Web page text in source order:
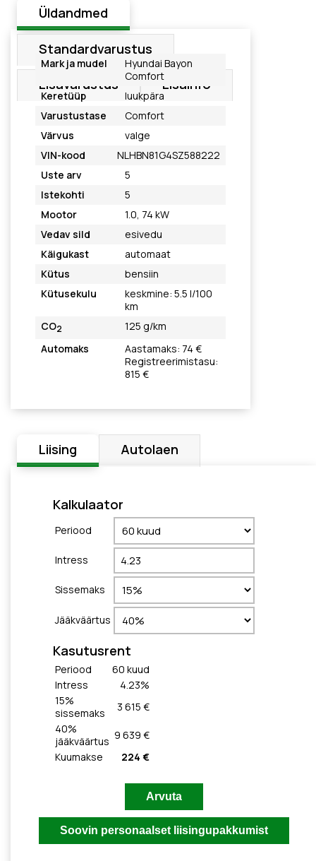
Üldandmed
Standardvarustus
Lisavarustus Lisainfo
Mark ja mudel
Hyundai Bayon
Comfort
Keretüüp
luukpära
Varustustase
Comfort
Värvus
valge
VIN-kood
NLHBN81G4SZ588222
Uste arv
5
Istekohti
5
Mootor
1.0, 74 kW
Vedav sild
esivedu
Käigukast
automaat
Kütus
bensiin
Kütusekulu
keskmine: 5.5 l/100
km
CO2
125 g/km
Automaks
Aastamaks: 74 €
Registreerimistasu:
815 €
Liising Autolaen
Kalkulaator
Periood
Intress
Sissemaks
Jääkväärtus
Kasutusrent
Periood 60 kuud
Intress
4.23%
15%
sissemaks
3 615 €
40%
jääkväärtus 9 639 €
Kuumakse
224 €